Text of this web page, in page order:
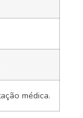
médica.